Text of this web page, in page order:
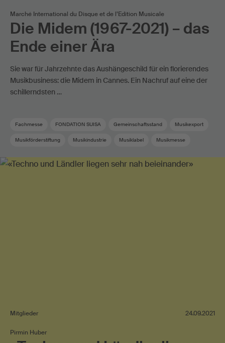
Marché International du Disque et de l’Edition Musicale
Die Midem (1967-2021) – das
Ende einer Ära
Sie war für Jahrzehnte das Aushängeschild für ein florierendes
Musikbusiness: die Midem in Cannes. Ein Nachruf auf eine der
schillerndsten …
Fachmesse FONDATION SUISA Gemeinschaftsstand Musikexport
Musikförderstiftung Musikindustrie Musiklabel Musikmesse
Mitglieder 24.09.2021
Pirmin Huber